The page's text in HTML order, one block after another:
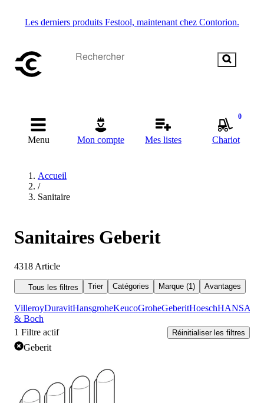
Les derniers produits Festool, maintenant chez Contorion.
Menu Mon compte Mes listes
0
Chariot
Accueil
/
Sanitaire
Sanitaires Geberit
4318 Article
Tous les filtres Trier Catégories Marque (1) Avantages
Villeroy
& Boch
DuravitHansgroheKeucoGroheGeberitHoeschHANSA
1 Filtre actif Réinitialiser les filtres
Geberit